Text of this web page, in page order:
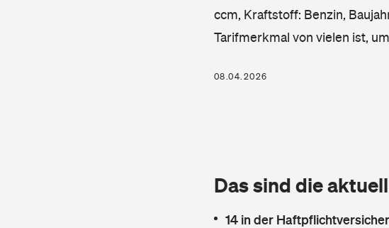
ccm, Kraftstoff: Benzin,
Tarifmerkmal von vielen ist,
08.04.2026
Das sind die
14 in der